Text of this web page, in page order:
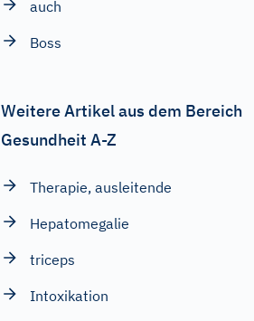
auch
Boss
Weitere Artikel aus dem Bereich
Gesundheit A-Z
Therapie, ausleitende
Hepatomegalie
triceps
Intoxikation